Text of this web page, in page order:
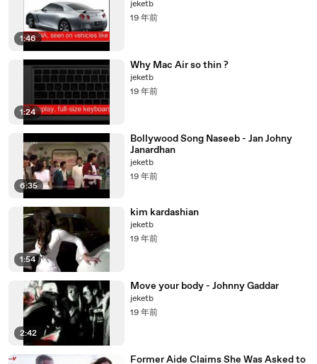
1:46
jeketb
19 年前
1:24
Why Mac Air so thin ?
jeketb
19 年前
6:35
Bollywood Song Naseeb - Jan Johny
Janardhan
jeketb
19 年前
1:54
kim kardashian
jeketb
19 年前
2:42
Move your body - Johnny Gaddar
jeketb
19 年前
Former Aide Claims She Was Asked to